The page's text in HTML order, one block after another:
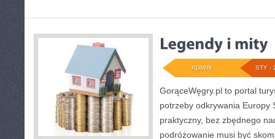
STY -
ADMIN
GorąceWęgry.pl to portal
potrzeby odkrywania Europy
praktyczny, bez zbędnego
podróżowanie musi być